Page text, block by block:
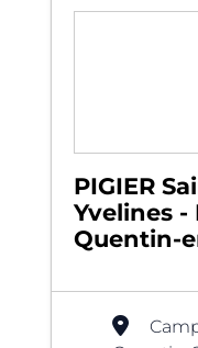
PIGIER
Yvelines -
Quentin-